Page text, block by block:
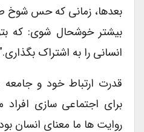
بعدها، زمانی که حس شوخ
بیشتر خوشحال شوی: که
انسانی را به اشتراک بگذاری.”
قدرت ارتباط خود و جامعه
برای اجتماعی سازی افراد
روایت ها ما معنای انسان